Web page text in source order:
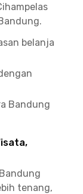
belanja
Bandung
tenang,